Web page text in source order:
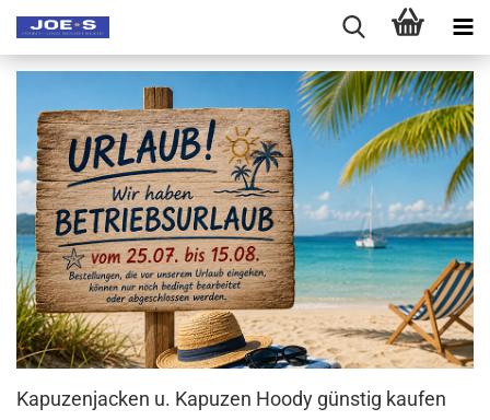
Kapuzenjacken u. Kapuzen Hoody günstig kaufen